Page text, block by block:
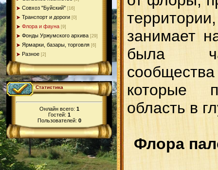
Совхоз "Буйский" [16]
Транспорт и дороги [0]
Флора и фауна [9]
Фонды Уржумского архива [29]
Ярмарки, базары, торговля [6]
Разное [2]
Статистика
Онлайн всего: 1
Гостей: 1
Пользователей: 0
занимает
была
которые
область в
Флора